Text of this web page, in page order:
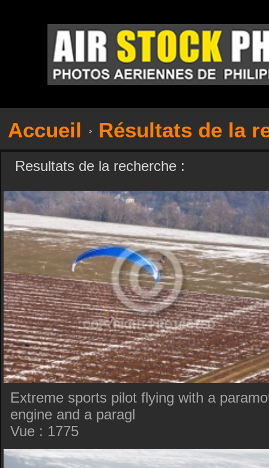
Accueil Résultats de la
Resultats de la recherche :
Extreme sports pilot flying with a
engine and a paragl
Vue : 1775